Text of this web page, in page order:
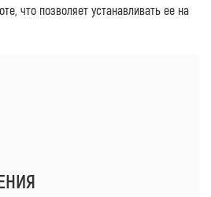
что позволяет устанавливать ее на